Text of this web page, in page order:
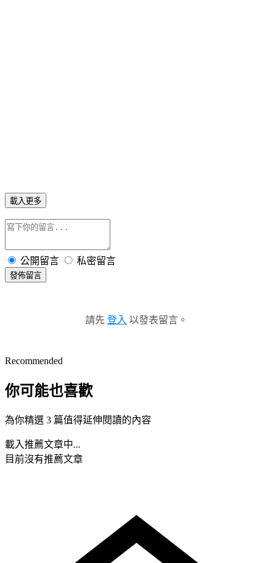
載入更多
公開留言 私密留言
發佈留言
請先 登入 以發表留言。
Recommended
你可能也喜歡
為你精選 3 篇值得延伸閱讀的內容
載入推薦文章中...
目前沒有推薦文章